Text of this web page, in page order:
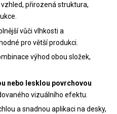
přirozená struktura,
vůči vlhkosti a
pro větší produkci.
výhod obou složek,
nebo lesklou povrchovou
vizuálního efektu.
a snadnou aplikaci na desky,